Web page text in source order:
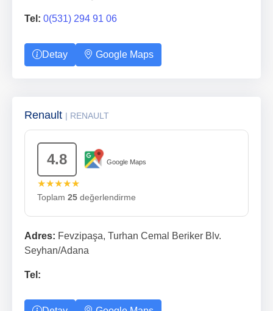
Tel: 0(531) 294 91 06
Detay Google Maps
Renault | RENAULT
4.8 Google Maps
★★★★★
Toplam 25 değerlendirme
Adres: Fevzipaşa, Turhan Cemal Beriker Blv.
Seyhan/Adana
Tel: